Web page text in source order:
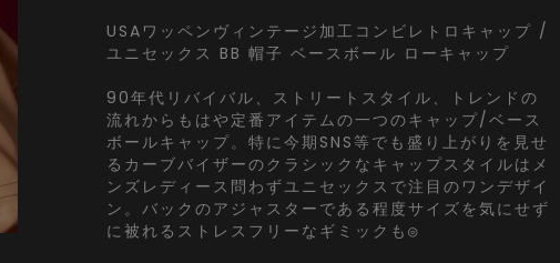
USAワッペンヴィンテージ加工コンビレトロキャップ /
ユニセックス BB 帽子 ベースボール ローキャップ
90年代リバイバル、ストリートスタイル、トレンドの
流れからもはや定番アイテムの一つのキャップ/ベース
ボールキャップ。特に今期SNS等でも盛り上がりを見せ
るカーブバイザーのクラシックなキャップスタイルはメ
ンズレディース問わずユニセックスで注目のワンデザイ
ン。バックのアジャスターである程度サイズを気にせず
に被れるストレスフリーなギミックも◎